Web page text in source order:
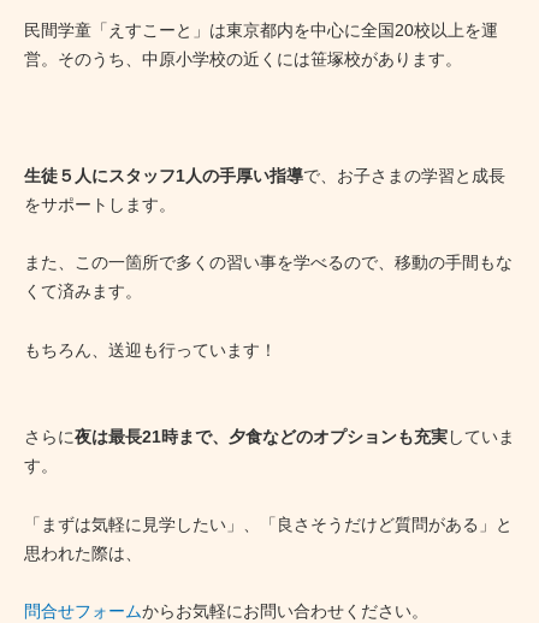
民間学童「えすこーと」は東京都内を中心に全国20校以上を運
営。そのうち、中原小学校の近くには笹塚校があります。
生徒５人にスタッフ1人の手厚い指導で、お子さまの学習と成長
をサポートします。
また、この一箇所で多くの習い事を学べるので、移動の手間もな
くて済みます。
もちろん、送迎も行っています！
さらに夜は最長21時まで、夕食などのオプションも充実していま
す。
「まずは気軽に見学したい」、「良さそうだけど質問がある」と
思われた際は、
問合せフォームからお気軽にお問い合わせください。